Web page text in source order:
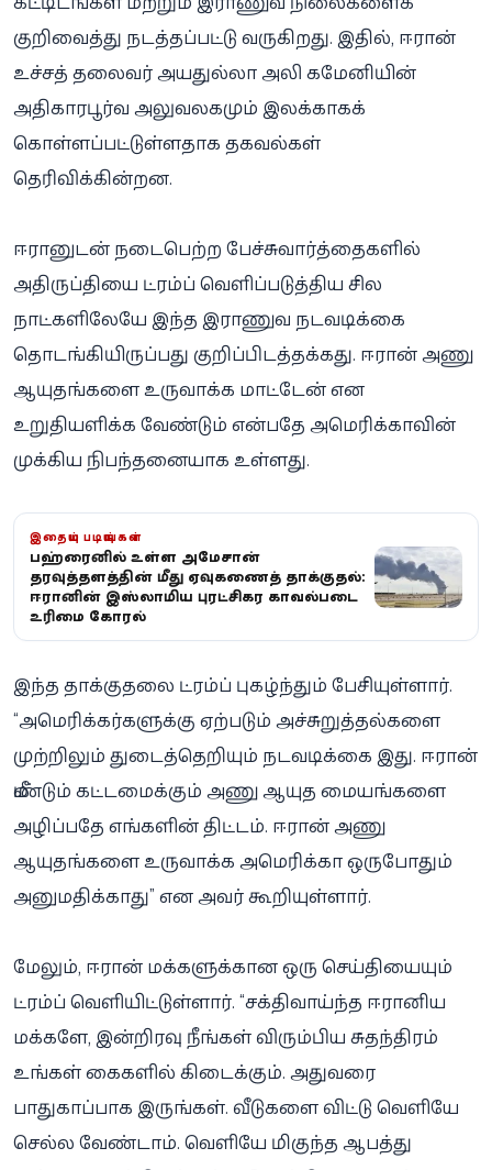
குறிவைத்து நடத்தப்பட்டு வருகிறது. இதில், ஈரான்
உச்சத் தலைவர் அயதுல்லா அலி கமேனியின்
அதிகாரபூர்வ அலுவலகமும் இலக்காகக்
கொள்ளப்பட்டுள்ளதாக தகவல்கள்
தெரிவிக்கின்றன.
ஈரானுடன் நடைபெற்ற பேச்சுவார்த்தைகளில்
அதிருப்தியை ட்ரம்ப் வெளிப்படுத்திய சில
நாட்களிலேயே இந்த இராணுவ நடவடிக்கை
தொடங்கியிருப்பது குறிப்பிடத்தக்கது. ஈரான் அணு
ஆயுதங்களை உருவாக்க மாட்டேன் என
உறுதியளிக்க வேண்டும் என்பதே அமெரிக்காவின்
முக்கிய நிபந்தனையாக உள்ளது.
இதையும் படியுங்கள்
பஹ்ரைனில் உள்ள அமேசான்
தரவுத்தளத்தின் மீது ஏவுகணைத் தாக்குதல்:
ஈரானின் இஸ்லாமிய புரட்சிகர காவல்படை
உரிமை கோரல்
இந்த தாக்குதலை ட்ரம்ப் புகழ்ந்தும் பேசியுள்ளார்.
“அமெரிக்கர்களுக்கு ஏற்படும் அச்சுறுத்தல்களை
முற்றிலும் துடைத்தெறியும் நடவடிக்கை இது. ஈரான்
மீண்டும் கட்டமைக்கும் அணு ஆயுத மையங்களை
அழிப்பதே எங்களின் திட்டம். ஈரான் அணு
ஆயுதங்களை உருவாக்க அமெரிக்கா ஒருபோதும்
அனுமதிக்காது” என அவர் கூறியுள்ளார்.
மேலும், ஈரான் மக்களுக்கான ஒரு செய்தியையும்
ட்ரம்ப் வெளியிட்டுள்ளார். “சக்திவாய்ந்த ஈரானிய
மக்களே, இன்றிரவு நீங்கள் விரும்பிய சுதந்திரம்
உங்கள் கைகளில் கிடைக்கும். அதுவரை
பாதுகாப்பாக இருங்கள். வீடுகளை விட்டு வெளியே
செல்ல வேண்டாம். வெளியே மிகுந்த ஆபத்து